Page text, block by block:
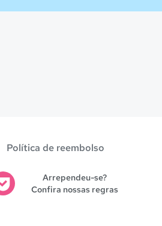
Política de reembolso
Arrependeu-se?
Confira nossas regras